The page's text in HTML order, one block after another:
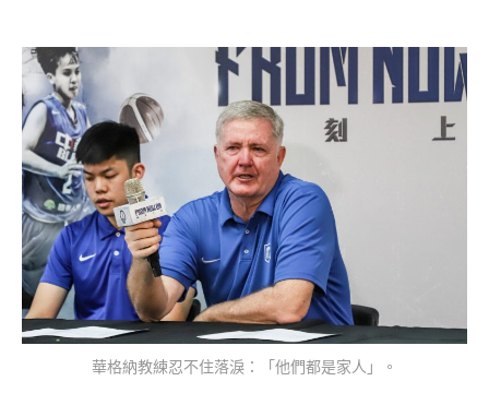
華格納教練忍不住落淚：「他們都是家人」。